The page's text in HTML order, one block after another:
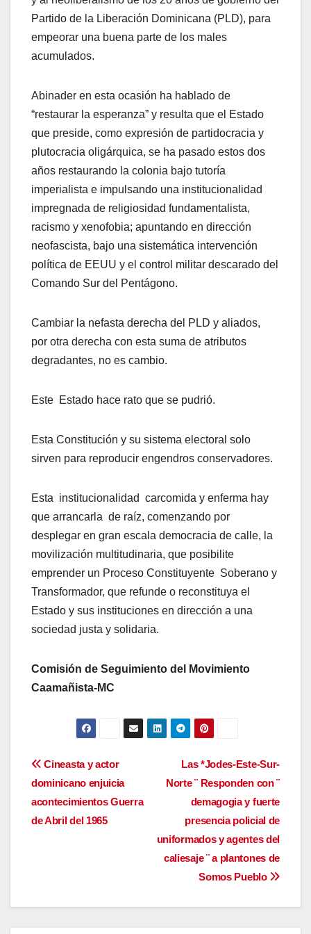
Partido de la Liberación Dominicana (PLD), para
empeorar una buena parte de los males
acumulados.
Abinader en esta ocasión ha hablado de
“restaurar la esperanza” y resulta que el Estado
que preside, como expresión de partidocracia y
plutocracia oligárquica, se ha pasado estos dos
años restaurando la colonia bajo tutoría
imperialista e impulsando una institucionalidad
impregnada de religiosidad fundamentalista,
racismo y xenofobia; apuntando en dirección
neofascista, bajo una sistemática intervención
política de EEUU y el control militar descarado del
Comando Sur del Pentágono.
Cambiar la nefasta derecha del PLD y aliados,
por otra derecha con esta suma de atributos
degradantes, no es cambio.
Este Estado hace rato que se pudrió.
Esta Constitución y su sistema electoral solo
sirven para reproducir engendros conservadores.
Esta institucionalidad carcomida y enferma hay
que arrancarla de raíz, comenzando por
desplegar en gran escala democracia de calle, la
movilización multitudinaria, que posibilite
emprender un Proceso Constituyente Soberano y
Transformador, que refunde o reconstituya el
Estado y sus instituciones en dirección a una
sociedad justa y solidaria.
Comisión de Seguimiento del Movimiento
Caamañista-MC
Navegación
de
entradas
Las *Jodes-Este-Sur-
Norte ¨ Responden con ¨
demagogia y fuerte
presencia policial de
uniformados y agentes del
caliesaje ¨ a plantones de
Somos Pueblo
Cineasta y actor
dominicano enjuicia
acontecimientos Guerra
de Abril del 1965